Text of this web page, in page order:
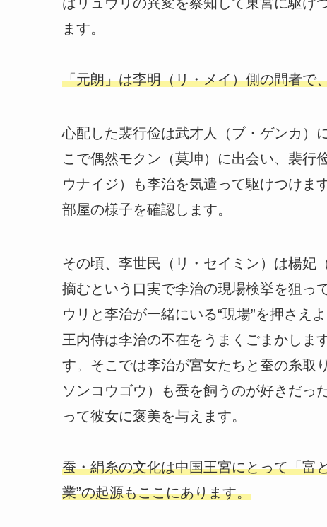
ます。
「元朗」は李明（リ・メイ）側の間者で
心配した裴行俭は武才人（ブ・ゲンカ）
こで偶然モクン（莫坤）に出会い、裴行
ウナイジ）も李治を気遣って駆けつけま
部屋の様子を確認します。
その頃、李世民（リ・セイミン）は楊妃
摘むという口実で李治の現場検挙を狙っ
ウリと李治が一緒にいる“現場”を押さえ
王内侍は李治の不在をうまくごまかしま
す。そこでは李治が宮女たちと蚕の糸取
ソンコウゴウ）も蚕を飼うのが好きだっ
って彼女に褒美を与えます。
蚕・絹糸の文化は中国王宮にとって「富
業”の起源もここにあります。